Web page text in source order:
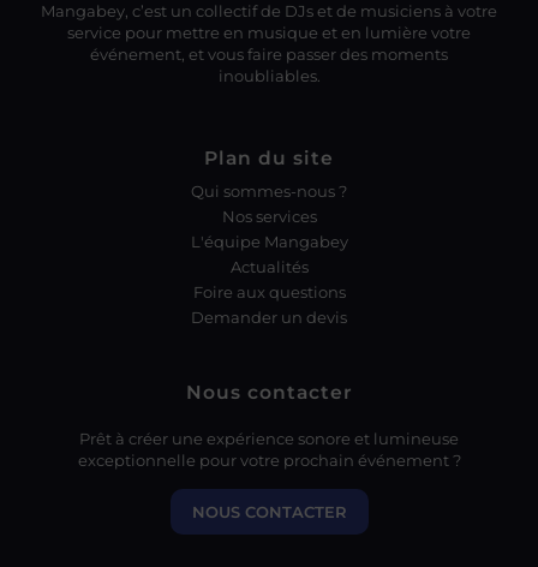
Mangabey, c’est un collectif de DJs et de musiciens à votre
service pour mettre en musique et en lumière votre
événement, et vous faire passer des moments
inoubliables.
Plan du site
Qui sommes-nous ?
Nos services
L'équipe Mangabey
Actualités
Foire aux questions
Demander un devis
Nous contacter
Prêt à créer une expérience sonore et lumineuse
exceptionnelle pour votre prochain événement ?
NOUS CONTACTER